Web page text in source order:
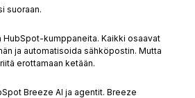
suoraan.
HubSpot-kumppaneita. Kaikki osaavat
ja automatisoida sähköpostin. Mutta
erottamaan ketään.
Breeze AI ja agentit. Breeze